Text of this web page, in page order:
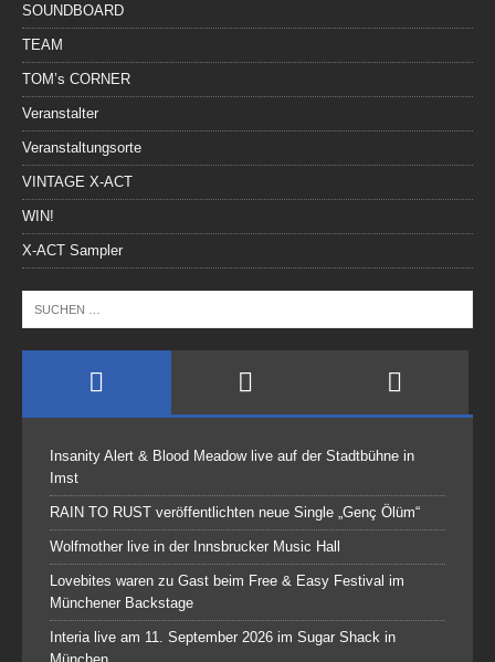
SOUNDBOARD
TEAM
TOM’s CORNER
Veranstalter
Veranstaltungsorte
VINTAGE X-ACT
WIN!
X-ACT Sampler
Insanity Alert & Blood Meadow live auf der Stadtbühne in
Imst
RAIN TO RUST veröffentlichten neue Single „Genç Ölüm“
Wolfmother live in der Innsbrucker Music Hall
Lovebites waren zu Gast beim Free & Easy Festival im
Münchener Backstage
Interia live am 11. September 2026 im Sugar Shack in
München